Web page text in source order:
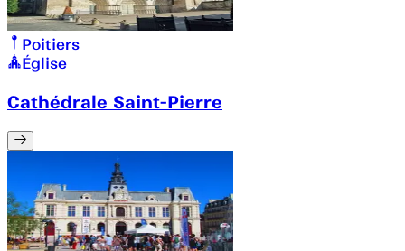
Poitiers
Église
Cathédrale Saint-Pierre